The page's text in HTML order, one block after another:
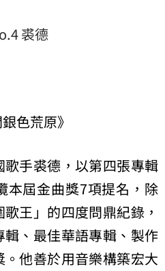
裘德
色荒原》
手裘德，以第四張專輯
本屆金曲獎7項提名，除
王」的四度問鼎紀錄，
、最佳華語專輯、製作
他善於用音樂構築宏大